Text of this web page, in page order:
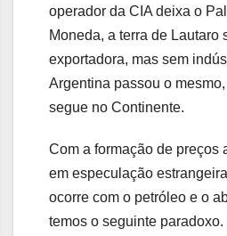
operador da CIA deixa o
Moneda, a terra de Lautaro
exportadora, mas sem
Argentina passou o
segue no Continente.
Com a formação de preços
em especulação
ocorre com o petróleo e o
temos o seguinte